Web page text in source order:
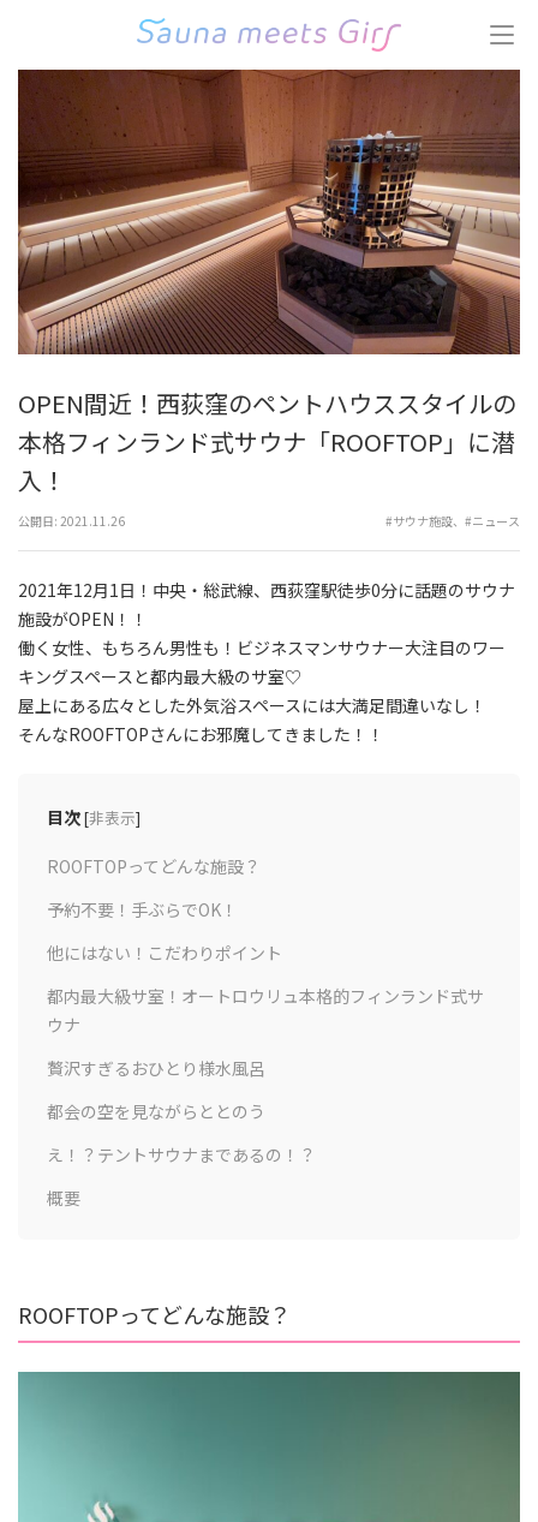
(Enter
OPEN間近！西荻窪のペントハウススタイルの
本格フィンランド式サウナ「ROOFTOP」に潜
入！
公開日: 2021.11.26 #サウナ施設、 #ニュース
2021年12月1日！中央・総武線、西荻窪駅徒歩0分に話題のサウナ
施設がOPEN！！
働く女性、もちろん男性も！ビジネスマンサウナー大注目のワー
キングスペースと都内最大級のサ室♡
屋上にある広々とした外気浴スペースには大満足間違いなし！
そんなROOFTOPさんにお邪魔してきました！！
目次[非表示]
ROOFTOPってどんな施設？
予約不要！手ぶらでOK！
他にはない！こだわりポイント
都内最大級サ室！オートロウリュ本格的フィンランド式サ
ウナ
贅沢すぎるおひとり様水風呂
都会の空を見ながらととのう
え！？テントサウナまであるの！？
概要
ROOFTOPってどんな施設？